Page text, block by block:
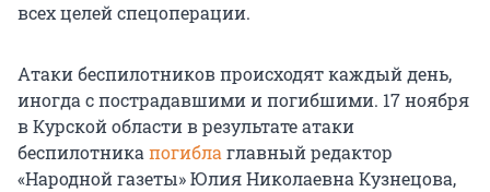
всех целей спецоперации.
Атаки беспилотников происходят каждый день,
иногда с пострадавшими и погибшими. 17 ноября
в Курской области в результате атаки
беспилотника погибла главный редактор
«Народной газеты» Юлия Николаевна Кузнецова,